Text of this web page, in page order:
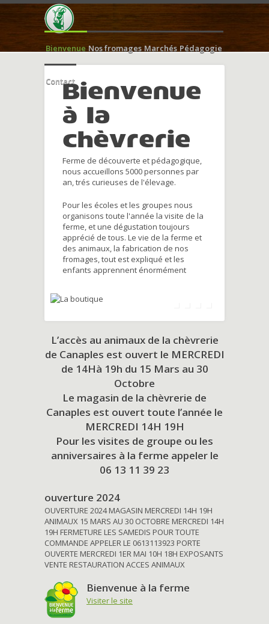
Bienvenue Nos fromages Marchés Pédagogie
ContactBienvenue
à la
chèvrerie
Ferme de découverte et pédagogique,
nous accueillons 5000 personnes par
an, trés curieuses de l'élevage.
Pour les écoles et les groupes nous
organisons toute l'année la visite de la
ferme, et une dégustation toujours
apprécié de tous. Le vie de la ferme et
des animaux, la fabrication de nos
fromages, tout est expliqué et les
enfants apprennent énormément
L’accès au animaux de la chèvrerie
de Canaples est ouvert le MERCREDI
de 14Hà 19h du 15 Mars au 30
Octobre
Le magasin de la chèvrerie de
Canaples est ouvert toute l’année le
MERCREDI 14H 19H
Pour les visites de groupe ou les
anniversaires à la ferme appeler le
06 13 11 39 23
ouverture 2024
OUVERTURE 2024 MAGASIN MERCREDI 14H 19H
ANIMAUX 15 MARS AU 30 OCTOBRE MERCREDI 14H
19H FERMETURE LES SAMEDIS POUR TOUTE
COMMANDE APPELER LE 0613113923 PORTE
OUVERTE MERCREDI 1ER MAI 10H 18H EXPOSANTS
VENTE RESTAURATION ACCES ANIMAUX
Bienvenue à la ferme
Visiter le site